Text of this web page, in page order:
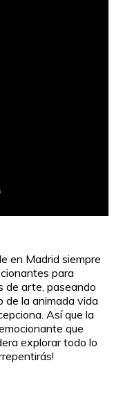
en Madrid siempre
para
de arte, paseando
de la animada vida
Así que la
que
explorar todo lo